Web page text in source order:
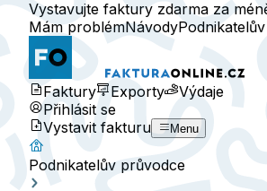
Vystavujte faktury zdarma za
Mám problémNávody
Faktury Exporty
Výdaje
Přihlásit se
Vystavit fakturu
Menu
Podnikatelův průvodce